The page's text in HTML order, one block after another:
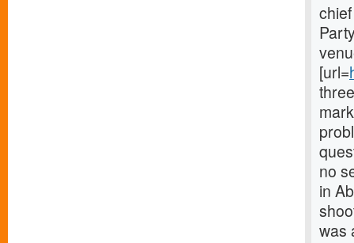
[url=
no
in
was